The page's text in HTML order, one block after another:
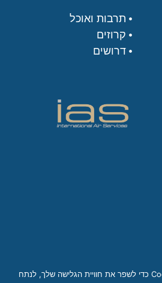
תרבות ואוכל
קרוזים
דרושים
אנו משתמשים בקובצי Cookie כדי לשפר את חוויית הגלישה שלך, לנתח